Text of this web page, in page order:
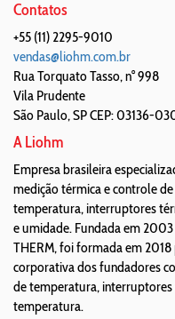
Contatos
+55 (11) 2295-9010
vendas@liohm.com.br
Rua Torquato Tasso, n° 998
Vila Prudente
São Paulo,SPCEP: 03136-
A Liohm
Empresa brasileira
medição térmica e controle
temperatura, interruptores
e umidade. Fundada em
THERM, foi formada em
corporativa dos fundadores
de temperatura, interruptores
temperatura.